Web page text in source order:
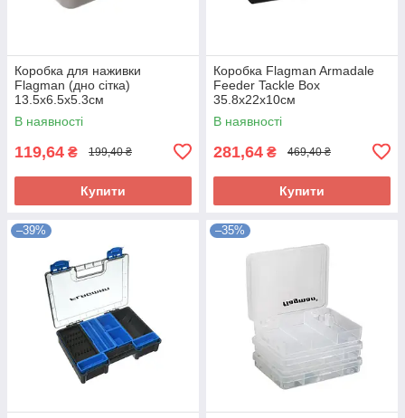
Коробка для наживки
Flagman (дно сітка)
13.5x6.5x5.3см
В наявності
119,64 ₴ 199,40 ₴
Купити
Коробка Flagman Armadale
Feeder Tackle Box
35.8x22x10см
В наявності
281,64 ₴ 469,40 ₴
Купити
–39% –35%